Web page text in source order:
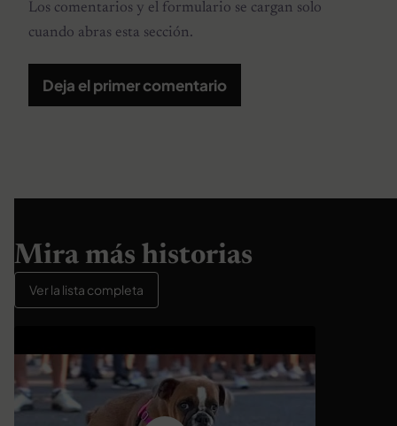
Los comentarios y el formulario se cargan solo
cuando abras esta sección.
Deja el primer comentario
Mira más historias
Ver la lista completa